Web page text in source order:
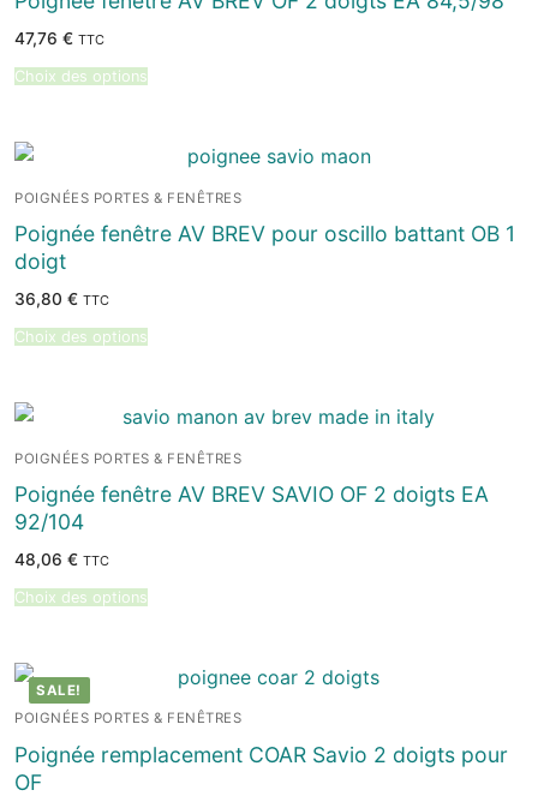
47,76 € TTC
Choix des options
POIGNÉES PORTES & FENÊTRES
Poignée fenêtre AV BREV pour oscillo battant OB 1
doigt
36,80 € TTC
Choix des options
POIGNÉES PORTES & FENÊTRES
Poignée fenêtre AV BREV SAVIO OF 2 doigts EA
92/104
48,06 € TTC
Choix des options
SALE!
POIGNÉES PORTES & FENÊTRES
Poignée remplacement COAR Savio 2 doigts pour
OF